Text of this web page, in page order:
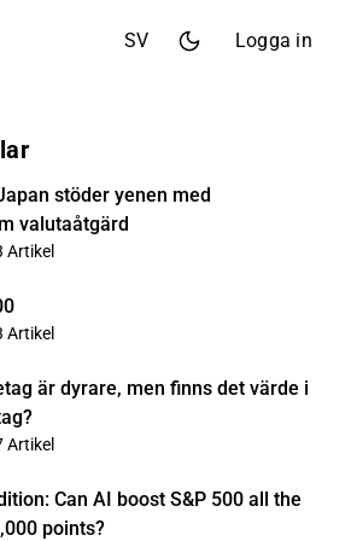
SV Logga in
stöder yenen med
valutaåtgärd
Artikel
Artikel
är dyrare, men finns det värde i
Artikel
Can AI boost S&P 500 all the
points?